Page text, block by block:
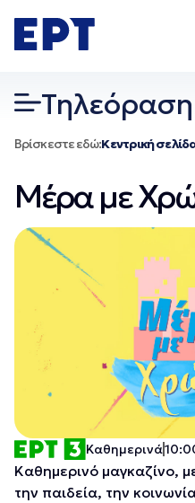
σε
περιεχόμενο
Τηλεόραση
Βρίσκεστε εδώ:Κεντρική
Μέρα με
Καθημερινά
Καθημερινό μαγκαζίνο,
την παιδεία, την